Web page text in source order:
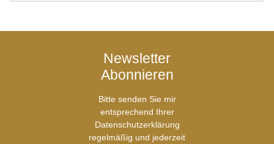
Newsletter
Abonnieren
Bitte senden Sie mir
entsprechend Ihrer
Datenschutzerklärung
regelmäßig und jederzeit